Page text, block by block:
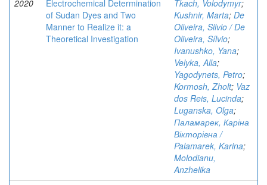
2020
Electrochemical Determination
of Sudan Dyes and Two
Manner to Realize it: a
Theoretical Investigation
Tkach, Volodymyr;
Kushnir, Marta; De
Oliveira, Silvio / De
Oliveira, Sílvio;
Ivanushko, Yana;
Velyka, Alla;
Yagodynets, Petro;
Kormosh, Zholt; Vaz
dos Reis, Lucinda;
Luganska, Olga;
Паламарек, Каріна
Вікторівна /
Palamarek, Karina;
Molodianu,
Anzhelika